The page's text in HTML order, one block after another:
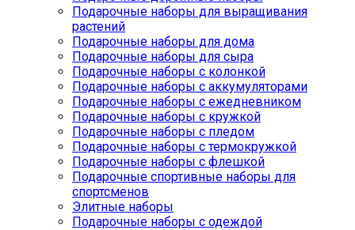
Подарочные наборы для выращивания
растений
Подарочные наборы для дома
Подарочные наборы для сыра
Подарочные наборы с колонкой
Подарочные наборы с аккумуляторами
Подарочные наборы с ежедневником
Подарочные наборы с кружкой
Подарочные наборы с пледом
Подарочные наборы с термокружкой
Подарочные наборы с флешкой
Подарочные спортивные наборы для
спортсменов
Элитные наборы
Подарочные наборы с одеждой